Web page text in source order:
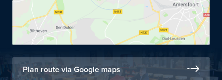
Plan route via Google maps